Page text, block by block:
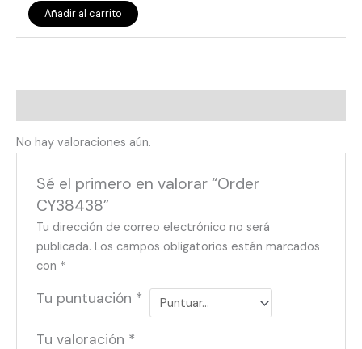
Añadir al carrito
No hay valoraciones aún.
Sé el primero en valorar “Order
CY38438”
Tu dirección de correo electrónico no será
publicada. Los campos obligatorios están marcados
con *
Tu puntuación *
Tu valoración *